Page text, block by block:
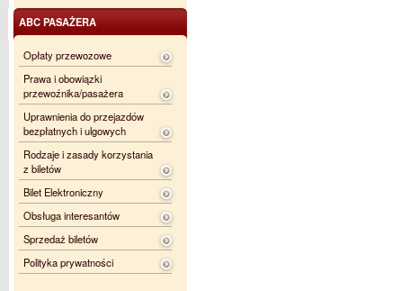
ABC PASAŻERA
Opłaty przewozowe
Prawa i obowiązki
przewoźnika/pasażera
Uprawnienia do przejazdów
bezpłatnych i ulgowych
Rodzaje i zasady korzystania
z biletów
Bilet Elektroniczny
Obsługa interesantów
Sprzedaż biletów
Polityka prywatności